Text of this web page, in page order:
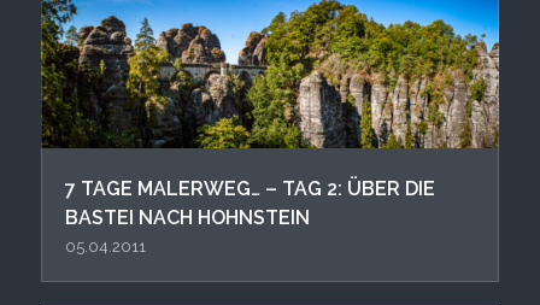
7 TAGE MALERWEG… – TAG 2: ÜBER DIE
BASTEI NACH HOHNSTEIN
05.04.2011